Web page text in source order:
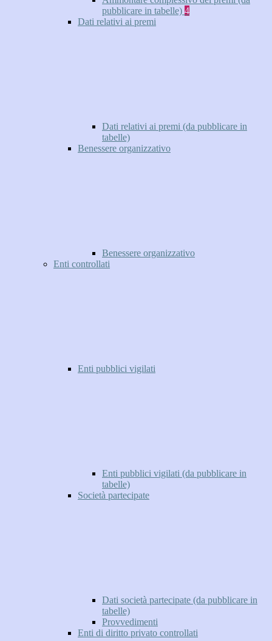
pubblicare in tabelle) 4
Dati relativi ai premi
Dati relativi ai premi (da pubblicare in
tabelle)
Benessere organizzativo
Benessere organizzativo
Enti controllati
Enti pubblici vigilati
Enti pubblici vigilati (da pubblicare in
tabelle)
Società partecipate
Dati società partecipate (da pubblicare in
tabelle)
Provvedimenti
Enti di diritto privato controllati